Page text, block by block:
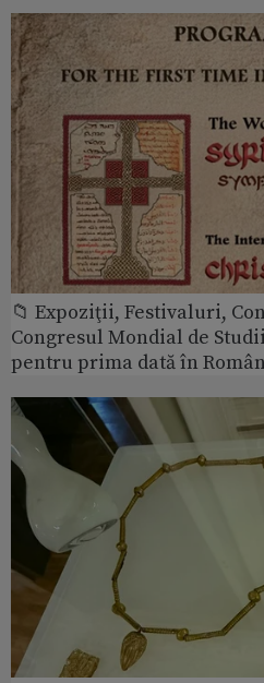
📁 Expoziţii, Festivaluri,
Congresul Mondial de
pentru prima dată în